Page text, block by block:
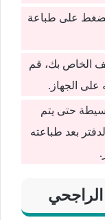
على طباعة
الخاص بك، قم
على الجهاز.
حتى يتم
بعد طباعته